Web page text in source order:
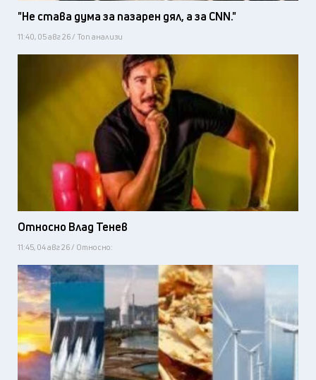
"Не става дума за пазарен дял, а за CNN."
11:40, 05 авг 26 / Топ анализи
Относно Влад Тенев
11:45, 04 авг 26 / Относно: